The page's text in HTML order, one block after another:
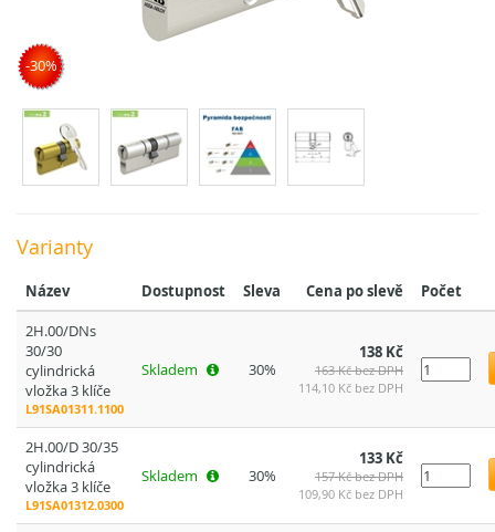
-30%
Varianty
Název Dostupnost Sleva Cena po slevě
Počet
2H.00/DNs
30/30
cylindrická
vložka 3 klíče
L91SA01311.1100
Skladem 30%
138 Kč
163 Kč bez DPH
114,10 Kč bez DPH
2H.00/D 30/35
cylindrická
vložka 3 klíče
L91SA01312.0300
Skladem 30%
133 Kč
157 Kč bez DPH
109,90 Kč bez DPH